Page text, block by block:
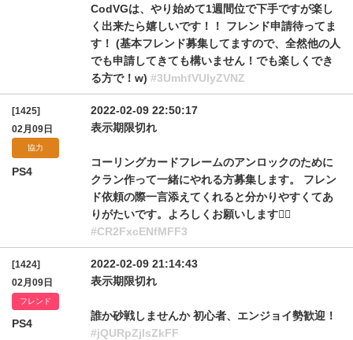
CodVGは、やり始めて1週間位で下手ですが楽し
く出来たら嬉しいです！！ フレンド申請待ってま
す！ (基本フレンド募集してますので、全然他の人
でも申請してきても構いません！でも楽しくでき
る方で！w) #3UmhfVUlyZVNZ
[1425]
02月09日
協力
PS4
2022-02-09 22:50:17
表示期限切れ
コーリングカードフレームのアンロックのために
クラン作って一緒にやれる方募集します。 フレン
ド依頼の際一言添えてくれると分かりやすくてあ
りがたいです。よろしくお願いします🙇‍♂️
#CR2FxcENfMFF3
[1424]
02月09日
フレンド
PS4
2022-02-09 21:14:43
表示期限切れ
誰か砂戦しませんか 初心者、エンジョイ勢歓迎！
#jQURpZjlsZkFF